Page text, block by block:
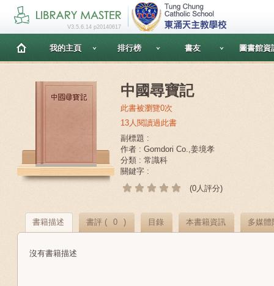
V3.5.6.14 p20140617
我的主頁 排行榜 書友 圖書館資
中國尋寶記
此書被瀏覽0次
13人閱讀過此書
副標題 :
作者 : Gomdori Co.,姜境孝
分類 : 常識科
關鍵字 :
(0人評分)
書籍描述 書評 ( 0 ) 目錄 本書籍資訊 多媒體
沒有書籍描述